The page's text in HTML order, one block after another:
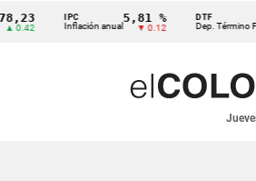
IPC
Inflación anual
5,81 %
▼ 0.12
DTF
Dep. Término Fijo